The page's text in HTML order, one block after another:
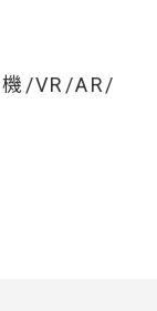
/VR/AR/